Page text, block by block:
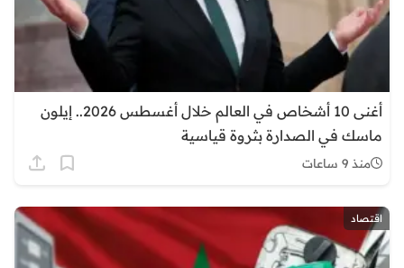
أغنى 10 أشخاص في العالم خلال أغسطس 2026.. إيلون
ماسك في الصدارة بثروة قياسية
منذ 9 ساعات
اقتصاد